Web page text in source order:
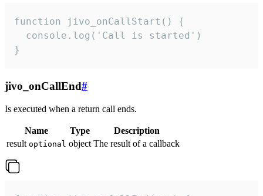
function jivo_onCallStart() {
  console.log('Call is started')
}
jivo_onCallEnd#
Is executed when a return call ends.
Name Type
Description
result optional object The result of a callback